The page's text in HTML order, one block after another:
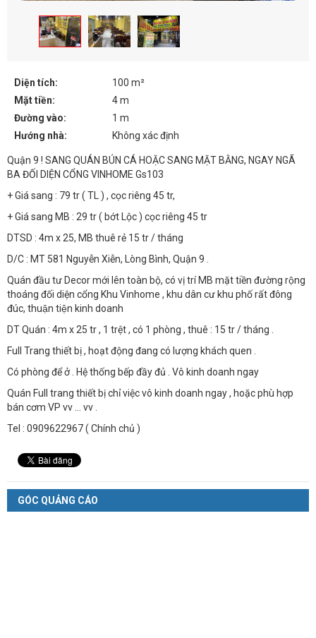
Diện tích:
100 m²
Mặt tiền:
4 m
Đường vào:
1 m
Hướng nhà:
Không xác định
Quận 9 ! SANG QUÁN BÚN CÁ HOẶC SANG MẶT BẰNG, NGAY NGÃ
BA ĐỐI DIỆN CỔNG VINHOME Gs103
+ Giá sang : 79 tr ( TL ) , cọc riêng 45 tr,
+ Giá sang MB : 29 tr ( bớt Lộc ) cọc riêng 45 tr
DTSD : 4m x 25, MB thuê rẻ 15 tr / tháng
D/C : MT 581 Nguyễn Xiễn, Lòng Bình, Quận 9 .
Quán đầu tư Decor mới lên toàn bộ, có vị trí MB mặt tiền đường rộng
thoáng đối diện cổng Khu Vinhome , khu dân cư khu phố rất đông
đúc, thuận tiện kinh doanh
DT Quán : 4m x 25 tr , 1 trệt , có 1 phòng , thuê : 15 tr / tháng .
Full Trang thiết bị , hoạt động đang có lượng khách quen .
Có phòng để ở . Hệ thống bếp đầy đủ . Vô kinh doanh ngay
Quán Full trang thiết bị chỉ việc vô kinh doanh ngay , hoặc phù hợp
bán cơm VP vv … vv .
Tel : 0909622967 ( Chính chủ )
GÓC QUẢNG CÁO